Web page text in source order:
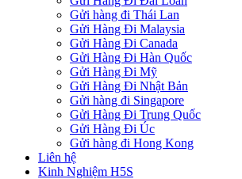
Gửi hàng đi Thái Lan
Gửi Hàng Đi Malaysia
Gửi Hàng Đi Canada
Gửi Hàng Đi Hàn Quốc
Gửi Hàng Đi Mỹ
Gửi Hàng Đi Nhật Bản
Gửi hàng đi Singapore
Gửi Hàng Đi Trung Quốc
Gửi Hàng Đi Úc
Gửi hàng đi Hong Kong
Liên hệ
Kinh Nghiệm H5S